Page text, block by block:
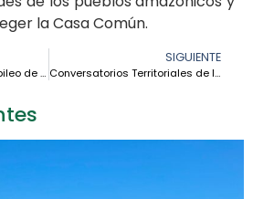
la Casa Común.
Tejiendo Senderos – Jubileo de la Esperanza: la Fe y la Justicia Social en el plan de Dios
SIGUIENTE
Conversatorios Territoriales de la CEAMA fortalecen el camino sinodal en la Amazonía